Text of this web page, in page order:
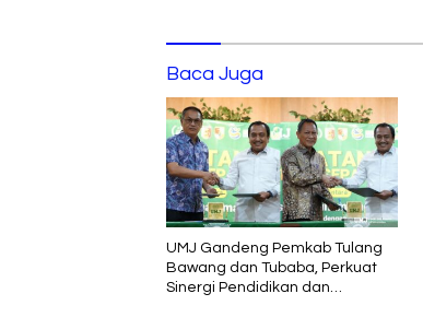
Baca Juga
UMJ Gandeng Pemkab Tulang
Bawang dan Tubaba, Perkuat
Sinergi Pendidikan dan